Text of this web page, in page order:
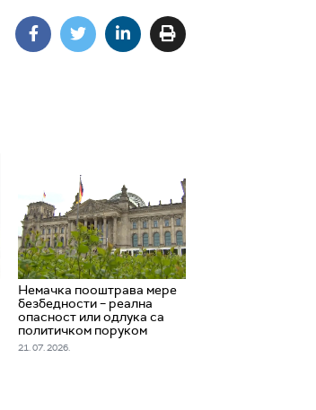
Немачка пооштрава мере
безбедности – реална
опасност или одлука са
политичком поруком
21. 07. 2026.